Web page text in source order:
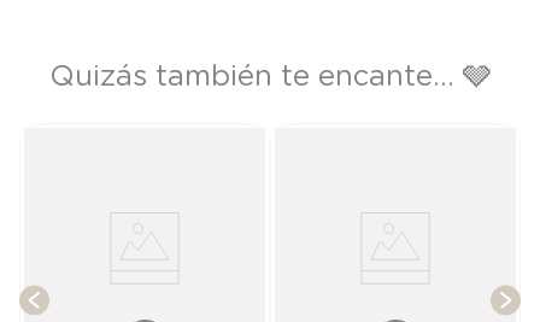
Quizás también te encante... 🩶